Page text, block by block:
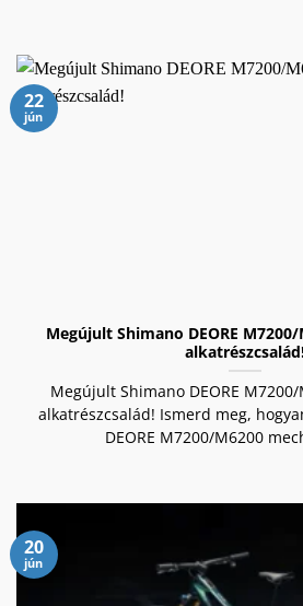
Megújult Shimano DEORE
Megújult Shimano DEORE
alkatrészcsalád! Ismerd meg,
DEORE M7200/M6200
22
jún
20
jún